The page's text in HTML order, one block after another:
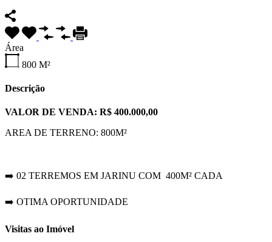
Área
800 M²
Descrição
VALOR DE VENDA: R$ 400.000,00
AREA DE TERRENO: 800M²
➡️ 02 TERREMOS EM JARINU COM 400M² CADA
➡️ OTIMA OPORTUNIDADE
Visitas ao Imóvel